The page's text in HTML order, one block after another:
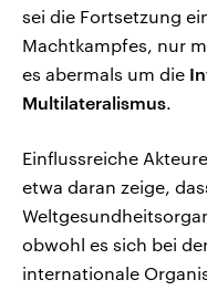
sei die Fortsetzung
Machtkampfes, nur
es abermals um die
Multilateralismus.
Einflussreiche
etwa daran zeige,
obwohl es sich bei
internationale